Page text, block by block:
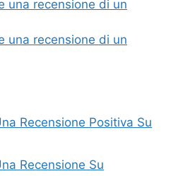
una recensione di un
una recensione di un
Recensione Positiva Su
Recensione Su